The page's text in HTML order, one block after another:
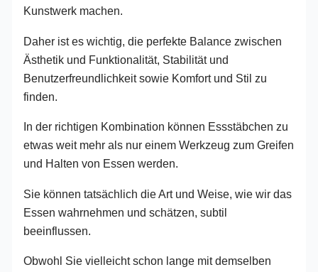
Kunstwerk machen.
Daher ist es wichtig, die perfekte Balance zwischen
Ästhetik und Funktionalität, Stabilität und
Benutzerfreundlichkeit sowie Komfort und Stil zu
finden.
In der richtigen Kombination können Essstäbchen zu
etwas weit mehr als nur einem Werkzeug zum Greifen
und Halten von Essen werden.
Sie können tatsächlich die Art und Weise, wie wir das
Essen wahrnehmen und schätzen, subtil
beeinflussen.
Obwohl Sie vielleicht schon lange mit demselben